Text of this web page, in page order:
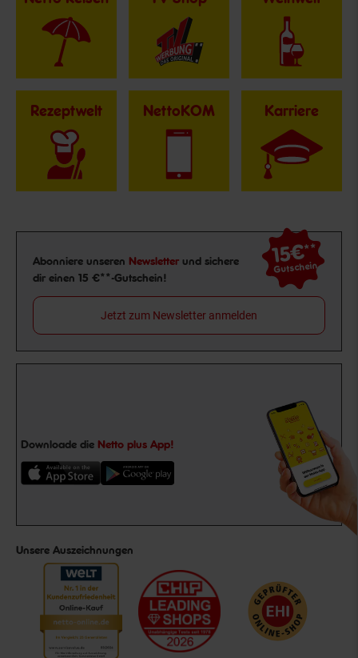
Rezeptwelt NettoKOM Karriere
Newsletter Anmeldung
Abonniere unseren Newsletter und sichere
dir einen 15 €**-Gutschein!
15€**
Gutschein
Jetzt zum Newsletter anmelden
Downloade die Netto plus App!
Unsere Auszeichnungen